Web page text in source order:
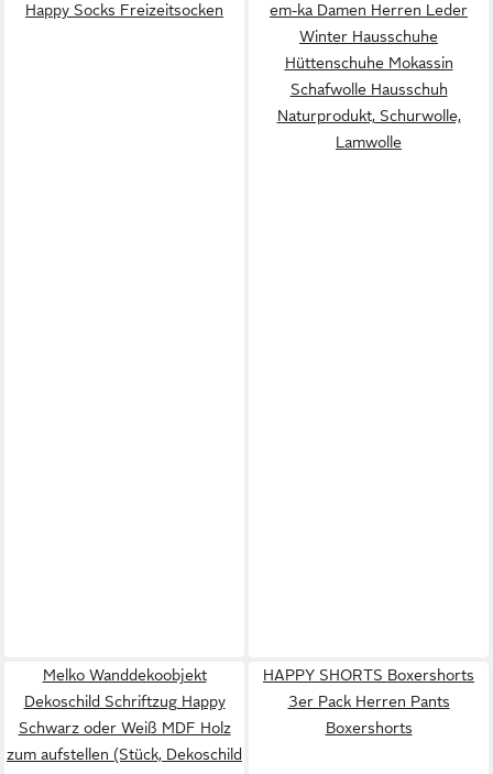
Happy Socks Freizeitsocken
em-ka Damen Herren Leder
Winter Hausschuhe
Hüttenschuhe Mokassin
Schafwolle Hausschuh
Naturprodukt, Schurwolle,
Lamwolle
Melko Wanddekoobjekt
Dekoschild Schriftzug Happy
Schwarz oder Weiß MDF Holz
zum aufstellen (Stück, Dekoschild
HAPPY SHORTS Boxershorts
3er Pack Herren Pants
Boxershorts